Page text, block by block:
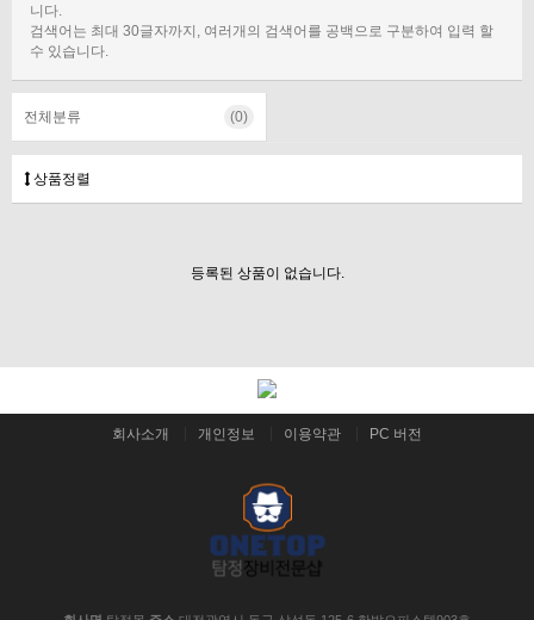
니다.
검색어는 최대 30글자까지, 여러개의 검색어를 공백으로 구분하여 입력 할
수 있습니다.
전체분류 (0)
상품정렬
등록된 상품이 없습니다.
회사소개 개인정보 이용약관 PC 버전